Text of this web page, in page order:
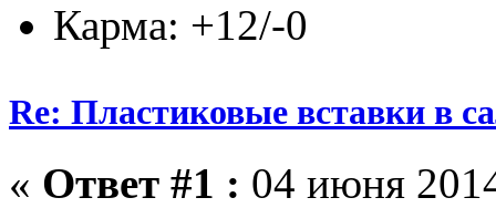
Карма: +12/-0
Re: Пластиковые вставки в
« Ответ #1 : 04 июня